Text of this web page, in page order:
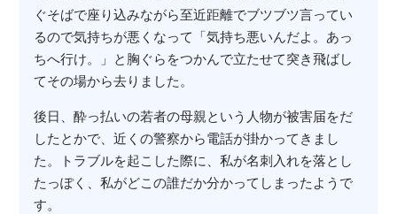
ぐそばで座り込みながら至近距離でブツブツ言ってい
るので気持ちが悪くなって「気持ち悪いんだよ。あっ
ちへ行け。」と胸ぐらをつかんで立たせて突き飛ばし
てその場から去りました。
後日、酔っ払いの若者の母親という人物が被害届をだ
したとかで、近くの警察から電話が掛かってきまし
た。トラブルを起こした際に、私が名刺入れを落とし
たっぽく、私がどこの誰だか分かってしまったようで
す。